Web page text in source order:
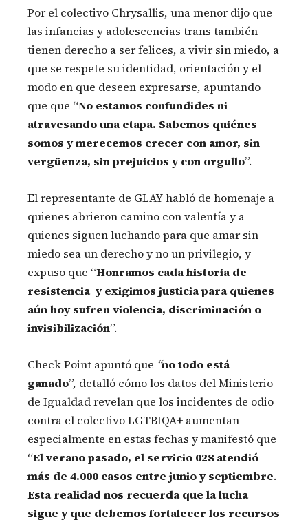
Por el colectivo Chrysallis, una menor dijo que
las infancias y adolescencias trans también
tienen derecho a ser felices, a vivir sin miedo, a
que se respete su identidad, orientación y el
modo en que deseen expresarse, apuntando
que que “No estamos confundides ni
atravesando una etapa. Sabemos quiénes
somos y merecemos crecer con amor, sin
vergüenza, sin prejuicios y con orgullo”.
El representante de GLAY habló de homenaje a
quienes abrieron camino con valentía y a
quienes siguen luchando para que amar sin
miedo sea un derecho y no un privilegio, y
expuso que “Honramos cada historia de
resistencia y exigimos justicia para quienes
aún hoy sufren violencia, discriminación o
invisibilización”.
Check Point apuntó que “no todo está
ganado”, detalló cómo los datos del Ministerio
de Igualdad revelan que los incidentes de odio
contra el colectivo LGTBIQA+ aumentan
especialmente en estas fechas y manifestó que
“El verano pasado, el servicio 028 atendió
más de 4.000 casos entre junio y septiembre.
Esta realidad nos recuerda que la lucha
sigue y que debemos fortalecer los recursos